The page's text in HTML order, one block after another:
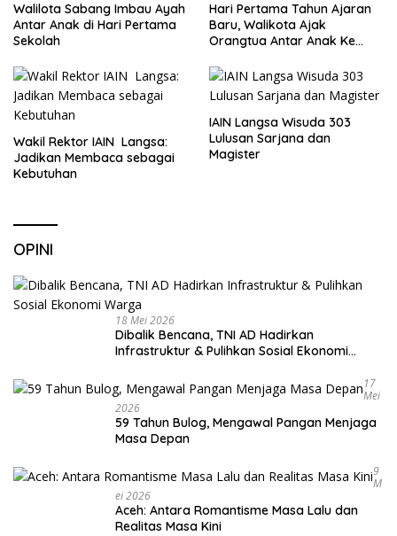
Walilota Sabang Imbau Ayah
Antar Anak di Hari Pertama
Sekolah
Hari Pertama Tahun Ajaran
Baru, Walikota Ajak
Orangtua Antar Anak Ke
Wakil Rektor IAIN Langsa:
Jadikan Membaca sebagai
Kebutuhan
IAIN Langsa Wisuda 303
Lulusan Sarjana dan
Magister
OPINI
18 Mei 2026
Dibalik Bencana, TNI AD Hadirkan
Infrastruktur & Pulihkan Sosial Ekonomi
17
Mei
2026
59 Tahun Bulog, Mengawal Pangan Menjaga
Masa Depan
9
M
Ei 2026
Aceh: Antara Romantisme Masa Lalu dan
Realitas Masa Kini